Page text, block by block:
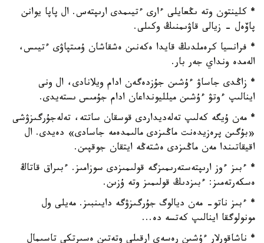
* كلينتون وتە ىڭعايلى ءارى ءتيىمدى ارىپتەس. ال پاپا يوانن
پاۆەل - زيالى قاۋىمنىڭ وكىلى.
* فرانسيا كرەملدىڭ قايدا ەكەنىن ەشقاشان ۇمىتپاۋى ءتيىس،
الەمدە ونداي جەر بار.
* زاڭدى جاساۋ ءۇشىن جۇزدەگەن ادام ويلانادى، ال ونى
اينالىپ ءوتۋ ءۇشىن ميلليونداعان ادام جۇمىس ىستەيدى.
* مەن ۇيگە كەلىپ تەلەديداردى قوسقان ساتتە، تەلەجۇرگىزۋشى
«بۇگىن پرەزيدەنت ماڭىزدى مالىمدەمە جاسادى» دەيدى. ال
اقيقاتىندا مەن ماڭىزدى ەشتەڭە ايتقان جوقپىن.
* ءبىز ءوز ارىپتەستەرىمىزگە قولىمىزدى سوزامىز. ءبىراق قاتاڭ
ەسكەرتەمىز: ءبىزدىڭ قولىمىز وتە ۇزىن.
* ءبىز ناتو- مەن ديالوگ جۇرگىزۋگە دايىنبىز. مەيلى ول
مونولوگقا اينالىپ كەتسە دە...
* ناشاقورلار ءۇشىن رەسەي ارقىلى وتەتىن ەسىرتكى تاسىمال